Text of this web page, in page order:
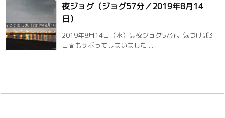
夜ジョグ（ジョグ57分／2019年8月14
日）
2019年8月14日（水）は夜ジョグ57分。気づけば3
日間もサボってしまいました ...